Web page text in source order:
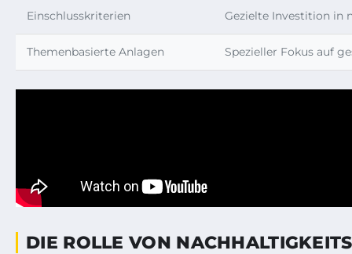
Einschlusskriterien Gezielte Investition in
Themenbasierte Anlagen Spezieller Fokus auf
DIE ROLLE VON